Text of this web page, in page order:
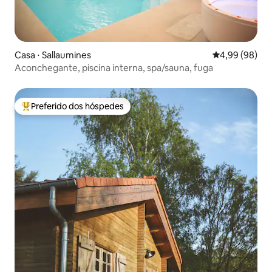
Casa ⋅ Sallaumines 4,99 de uma
4,99 (98)
Aconchegante, piscina interna, spa/sauna, fuga
Entre os melhores preferidos dos hóspedes
Preferido dos hóspedes